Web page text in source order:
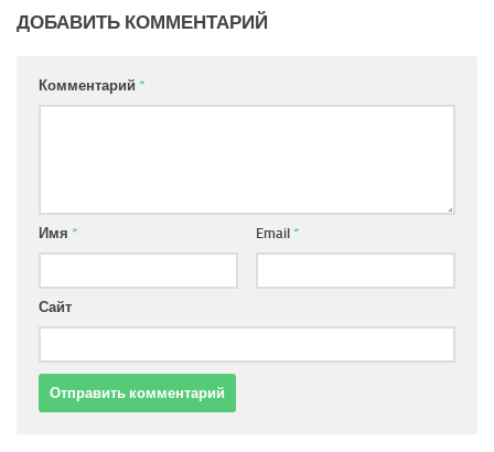
ДОБАВИТЬ КОММЕНТАРИЙ
Комментарий *
Имя * Email *
Сайт